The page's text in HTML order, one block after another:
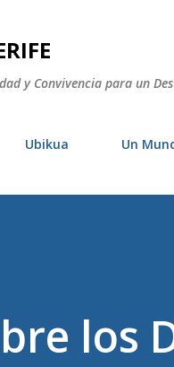
y Convivencia para un
Ubikua Un
los